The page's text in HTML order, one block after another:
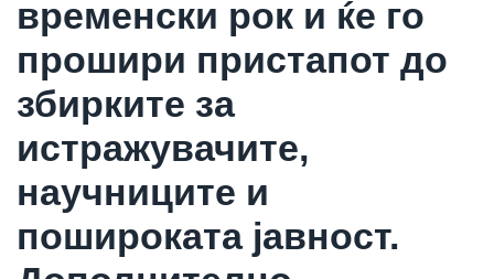
временски рок и ќе го
прошири пристапот до
збирките за
истражувачите,
научниците и
пошироката јавност.